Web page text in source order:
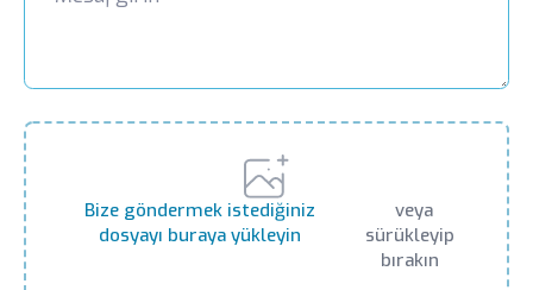
Bize göndermek istediğiniz
dosyayı buraya yükleyin
veya
sürükleyip
bırakın